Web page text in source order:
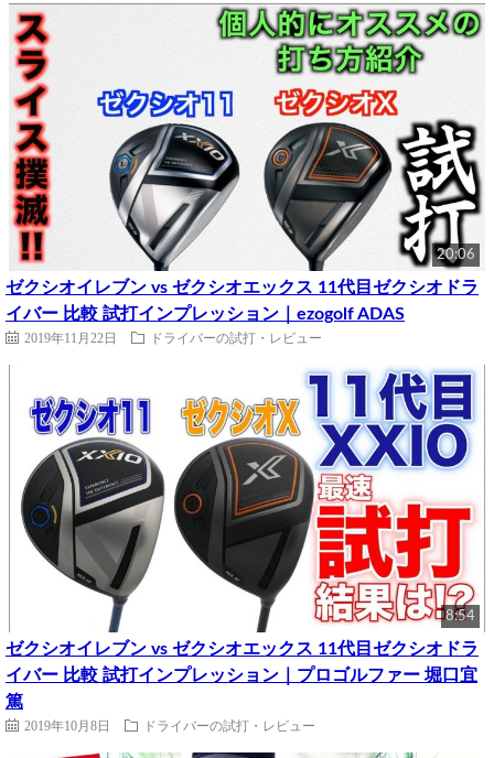
20:06
ゼクシオイレブン vs ゼクシオエックス 11代目ゼクシオドラ
イバー 比較 試打インプレッション｜ezogolf ADAS
2019年11月22日 ドライバーの試打・レビュー
8:54
ゼクシオイレブン vs ゼクシオエックス 11代目ゼクシオドラ
イバー 比較 試打インプレッション｜プロゴルファー 堀口宜
篤
2019年10月8日 ドライバーの試打・レビュー